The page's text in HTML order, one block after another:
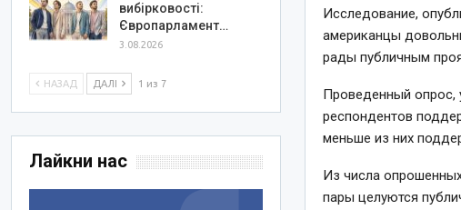
Исследование,
американцы
рады публичным
Проведенный опрос,
респондентов
меньше из них
Из числа
пары целуются
вибірковості:
Європарламент…
3.08.2026
НАЗАД ДАЛІ 1 из 7
Лайкни нас